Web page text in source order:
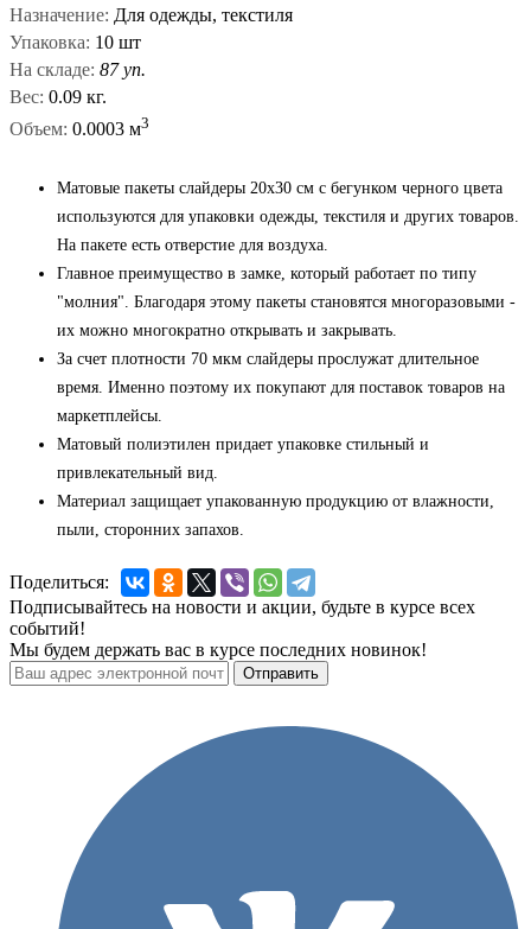
Назначение: Для одежды, текстиля
Упаковка: 10 шт
На складе: 87 уп.
Вес: 0.09 кг.
Объем: 0.0003 м3
Матовые пакеты слайдеры 20х30 см с бегунком черного цвета
используются для упаковки одежды, текстиля и других товаров.
На пакете есть отверстие для воздуха.
Главное преимущество в замке, который работает по типу
"молния". Благодаря этому пакеты становятся многоразовыми -
их можно многократно открывать и закрывать.
За счет плотности 70 мкм слайдеры прослужат длительное
время. Именно поэтому их покупают для поставок товаров на
маркетплейсы.
Матовый полиэтилен придает упаковке стильный и
привлекательный вид.
Материал защищает упакованную продукцию от влажности,
пыли, сторонних запахов.
Поделиться:
Подписывайтесь на новости и акции, будьте в курсе всех
событий!
Мы будем держать вас в курсе последних новинок!